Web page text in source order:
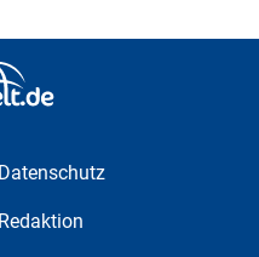
Datenschutz
Redaktion